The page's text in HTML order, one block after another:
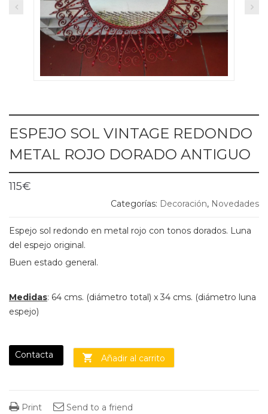
ESPEJO SOL VINTAGE REDONDO
METAL ROJO DORADO ANTIGUO
115€
Categorías: Decoración, Novedades
Espejo sol redondo en metal rojo con tonos dorados. Luna
del espejo original.
Buen estado general.
Medidas: 64 cms. (diámetro total) x 34 cms. (diámetro luna
espejo)
Contacta Añadir al carrito
Print Send to a friend